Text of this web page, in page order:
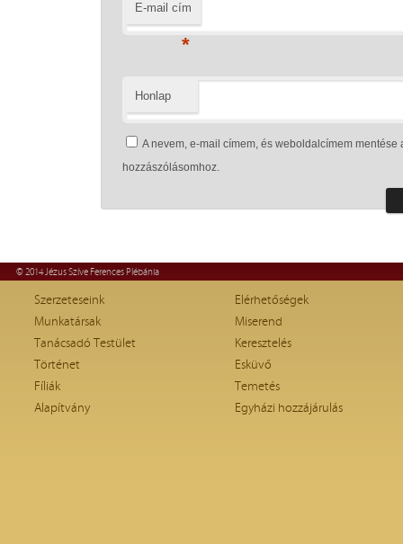
E-mail cím
*
Honlap
A nevem, e-mail címem, és weboldalcímem
hozzászólásomhoz.
© 2014 Jézus Szíve Ferences Plébánia
Szerzeteseink
Munkatársak
Tanácsadó Testület
Történet
Fíliák
Alapítvány
Elérhetőségek
Miserend
Keresztelés
Esküvő
Temetés
Egyházi hozzájárulás